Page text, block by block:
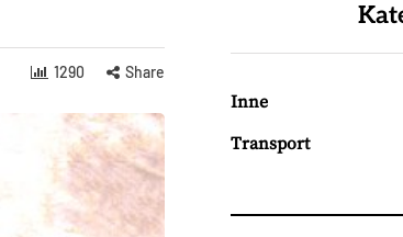
1290 Share
Inne
Transport